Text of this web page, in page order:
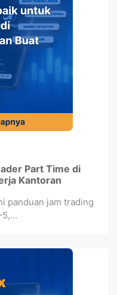
Part Time di
Kantoran
panduan jam trading